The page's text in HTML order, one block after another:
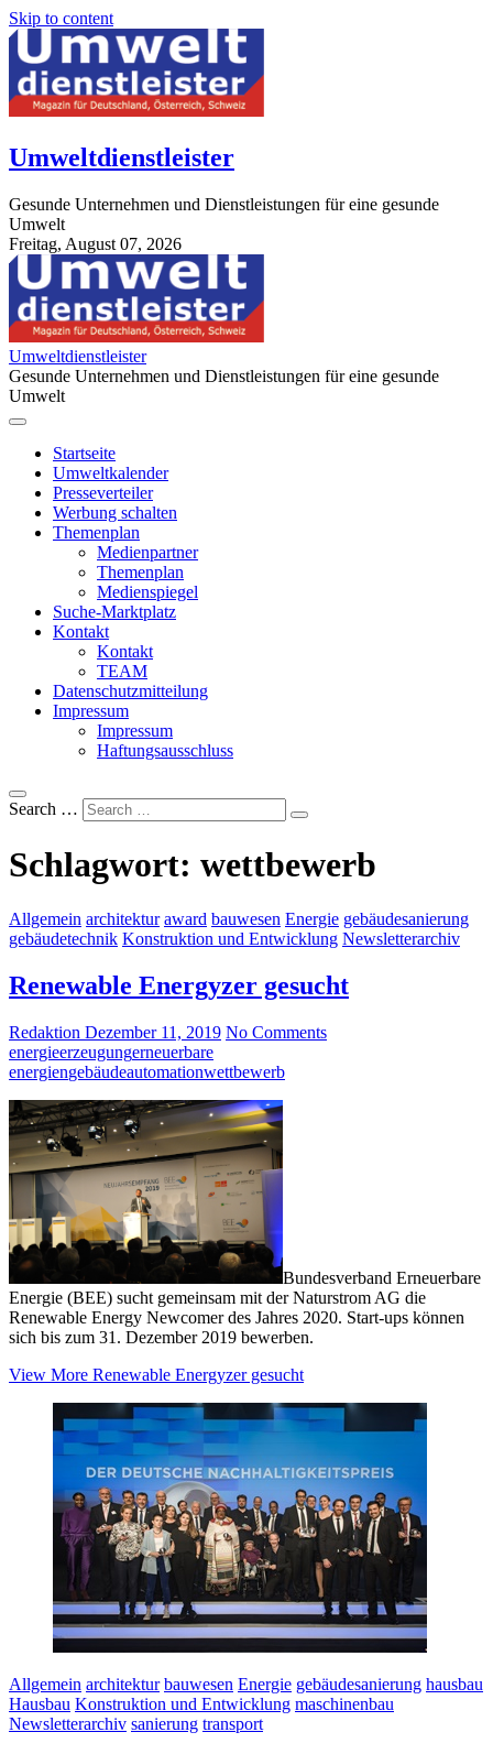
Skip to content
Umweltdienstleister
Gesunde Unternehmen und Dienstleistungen für eine gesunde
Umwelt
Freitag, August 07, 2026
StuttgartApotheke.com
Umweltdienstleister
Gesunde Unternehmen und Dienstleistungen für eine gesunde
Umwelt
Startseite
Umweltkalender
Presseverteiler
Werbung schalten
Themenplan
Medienpartner
Themenplan
Medienspiegel
Suche-Marktplatz
Kontakt
Kontakt
TEAM
Datenschutzmitteilung
Impressum
Impressum
Haftungsausschluss
Search …
Schlagwort: wettbewerb
Allgemein architektur award bauwesen Energie gebäudesanierung
gebäudetechnik Konstruktion und Entwicklung Newsletterarchiv
Renewable Energyzer gesucht
Redaktion Dezember 11, 2019 No Comments
energieerzeugungerneuerbare
energiengebäudeautomationwettbewerb
Bundesverband Erneuerbare
Energie (BEE) sucht gemeinsam mit der Naturstrom AG die
Renewable Energy Newcomer des Jahres 2020. Start-ups können
sich bis zum 31. Dezember 2019 bewerben.
View More Renewable Energyzer gesucht
Allgemein architektur bauwesen Energie gebäudesanierung hausbau
Hausbau Konstruktion und Entwicklung maschinenbau
Newsletterarchiv sanierung transport